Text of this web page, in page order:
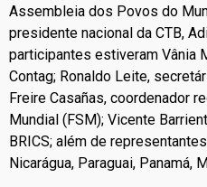
Assembleia dos Povos do
presidente nacional da CTB,
participantes estiveram Vânia
Contag; Ronaldo Leite,
Freire Casañas, coordenador
Mundial (FSM); Vicente
BRICS; além de
Nicarágua, Paraguai, Panamá,